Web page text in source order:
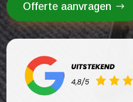
Offerte aanvragen